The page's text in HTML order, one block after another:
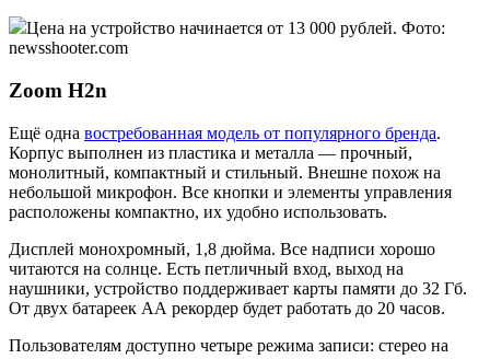
Цена на устройство начинается от 13 000 рублей. Фото:
newsshooter.com
Zoom H2n
Ещё одна востребованная модель от популярного бренда.
Корпус выполнен из пластика и металла — прочный,
монолитный, компактный и стильный. Внешне похож на
небольшой микрофон. Все кнопки и элементы управления
расположены компактно, их удобно использовать.
Дисплей монохромный, 1,8 дюйма. Все надписи хорошо
читаются на солнце. Есть петличный вход, выход на
наушники, устройство поддерживает карты памяти до 32 Гб.
От двух батареек АА рекордер будет работать до 20 часов.
Пользователям доступно четыре режима записи: стерео на